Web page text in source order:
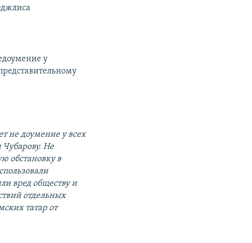
у
не доумение у всех
Не
обстановку в
вред обществу и
отдельных
татар от